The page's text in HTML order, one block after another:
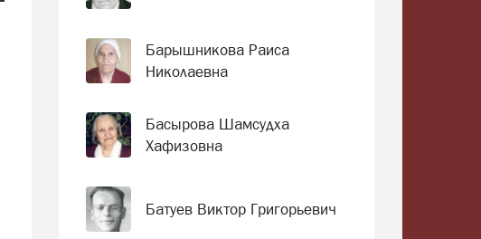
Барышникова Раиса
Николаевна
Басырова Шамсудха
Хафизовна
Батуев Виктор Григорьевич